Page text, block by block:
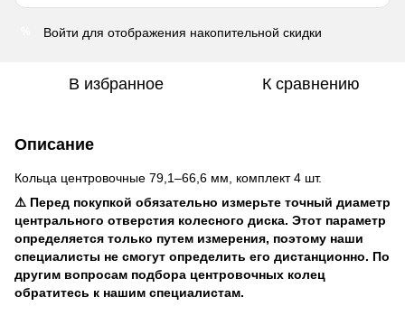
Войти для отображения накопительной скидки
В избранное К сравнению
Описание
Кольца центровочные 79,1–66,6 мм, комплект 4 шт.
⚠️ Перед покупкой обязательно измерьте точный диаметр
центрального отверстия колесного диска. Этот параметр
определяется только путем измерения, поэтому наши
специалисты не смогут определить его дистанционно. По
другим вопросам подбора центровочных колец
обратитесь к нашим специалистам.